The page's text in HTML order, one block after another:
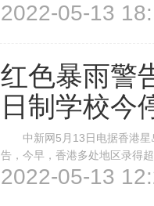
疑非法劳工、1名涉嫌聘用非
2022-05-13
红色暴雨警
日制学校今
中新网5月13日电据香港星
告，今早，香港多处地区录得
量。 香港天文台于凌晨4时
2022-05-13